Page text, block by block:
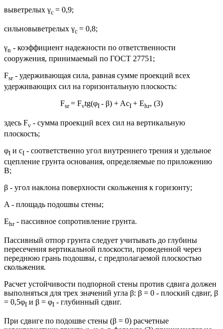
выветрелых γc = 0,9;
сильновыветрелых γc = 0,8;
γn - коэффициент надежности по ответственности
сооружения, принимаемый по ГОСТ 27751;
Fsr- удерживающая сила, равная сумме проекций всех
удерживающих сил на горизонтальную плоскость:
Fsr= Fνtg(φI - β) + AcI + Ehr, (3)
здесь Fν - сумма проекций всех сил на вертикальную
плоскость;
φI и cI - соответственно угол внутреннего трения и удельное
сцепление грунта основания, определяемые по приложению
В;
β - угол наклона поверхности скольжения к горизонту;
A - площадь подошвы стены;
Ehr- пассивное сопротивление грунта.
Пассивный отпор грунта следует учитывать до глубины
пересечения вертикальной плоскости, проведенной через
переднюю грань подошвы, с предполагаемой плоскостью
скольжения.
Расчет устойчивости подпорной стены против сдвига должен
выполняться для трех значений угла β: β = 0 - плоский сдвиг, β
= 0,5φI и β = φI - глубинный сдвиг.
При сдвиге по подошве стены (β = 0) расчетные